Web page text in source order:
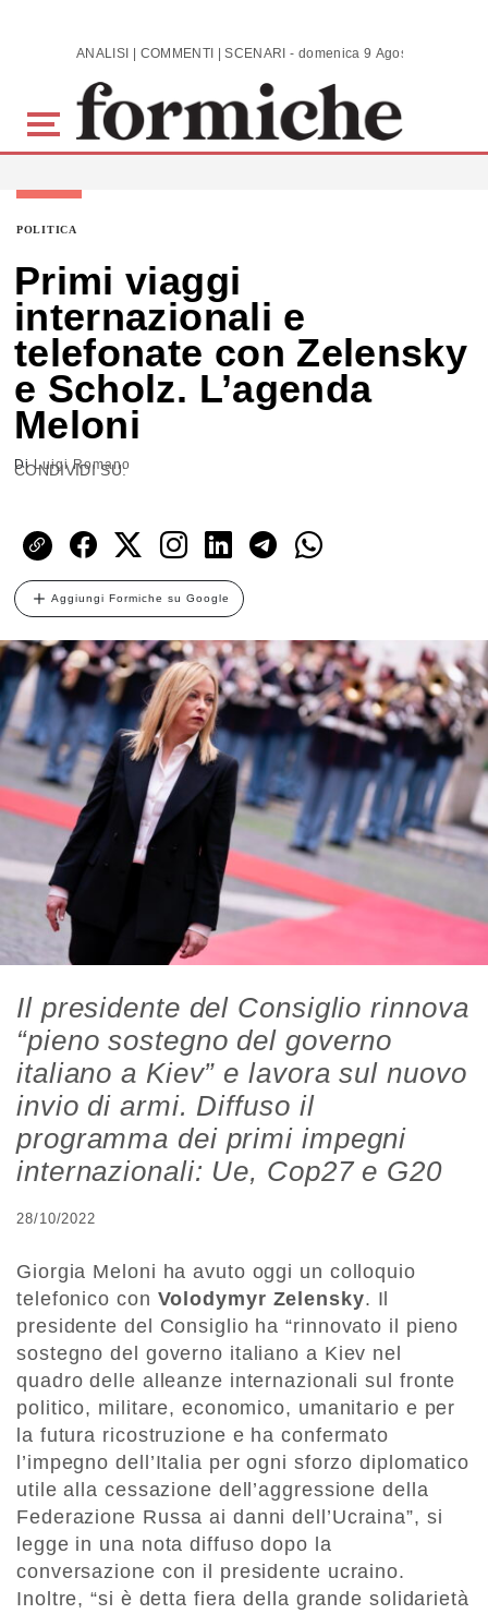
Skip to main content ANALISI | COMMENTI | SCENARI - domenica 9 Agosto 2026
POLITICA
Primi viaggi
internazionali e
telefonate con Zelensky
e Scholz. L’agenda
Meloni
DiLuigi Romano
CONDIVIDI SU:
Aggiungi Formiche su Google
Il presidente del Consiglio rinnova
“pieno sostegno del governo
italiano a Kiev” e lavora sul nuovo
invio di armi. Diffuso il
programma dei primi impegni
internazionali: Ue, Cop27 e G20
28/10/2022
Giorgia Meloni ha avuto oggi un colloquio
telefonico con Volodymyr Zelensky. Il
presidente del Consiglio ha “rinnovato il pieno
sostegno del governo italiano a Kiev nel
quadro delle alleanze internazionali sul fronte
politico, militare, economico, umanitario e per
la futura ricostruzione e ha confermato
l’impegno dell’Italia per ogni sforzo diplomatico
utile alla cessazione dell’aggressione della
Federazione Russa ai danni dell’Ucraina”, si
legge in una nota diffuso dopo la
conversazione con il presidente ucraino.
Inoltre, “si è detta fiera della grande solidarietà